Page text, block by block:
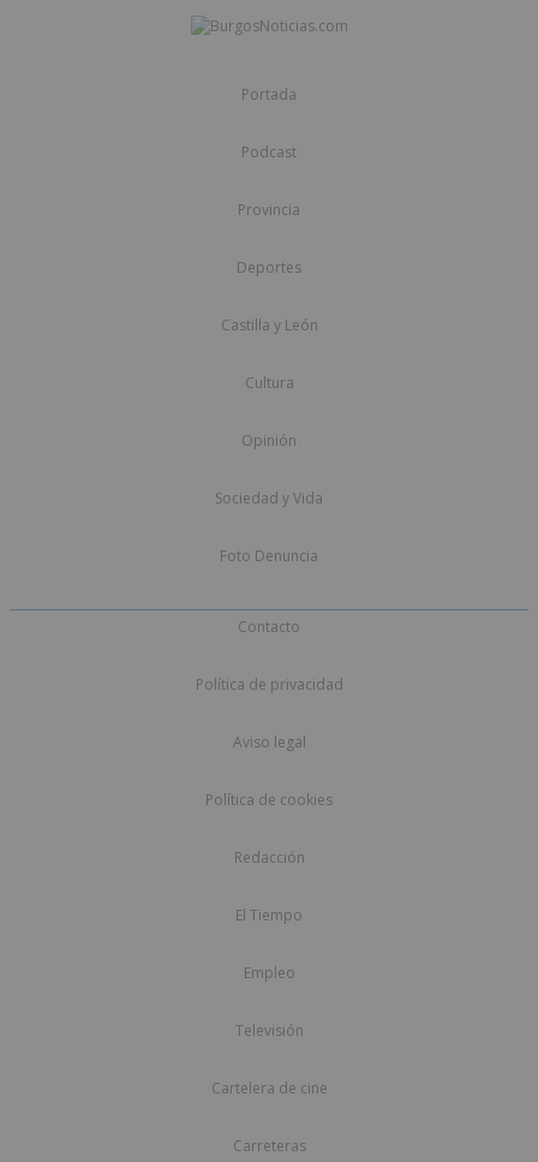
Portada
Podcast
Provincia
Deportes
Castilla y León
Cultura
Opinión
Sociedad y Vida
Foto Denuncia
Contacto
Política de privacidad
Aviso legal
Política de cookies
Redacción
El Tiempo
Empleo
Televisión
Cartelera de cine
Carreteras